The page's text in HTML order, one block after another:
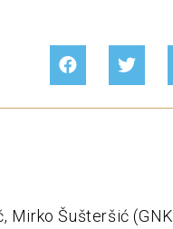
Mirko Šušteršić (GNK